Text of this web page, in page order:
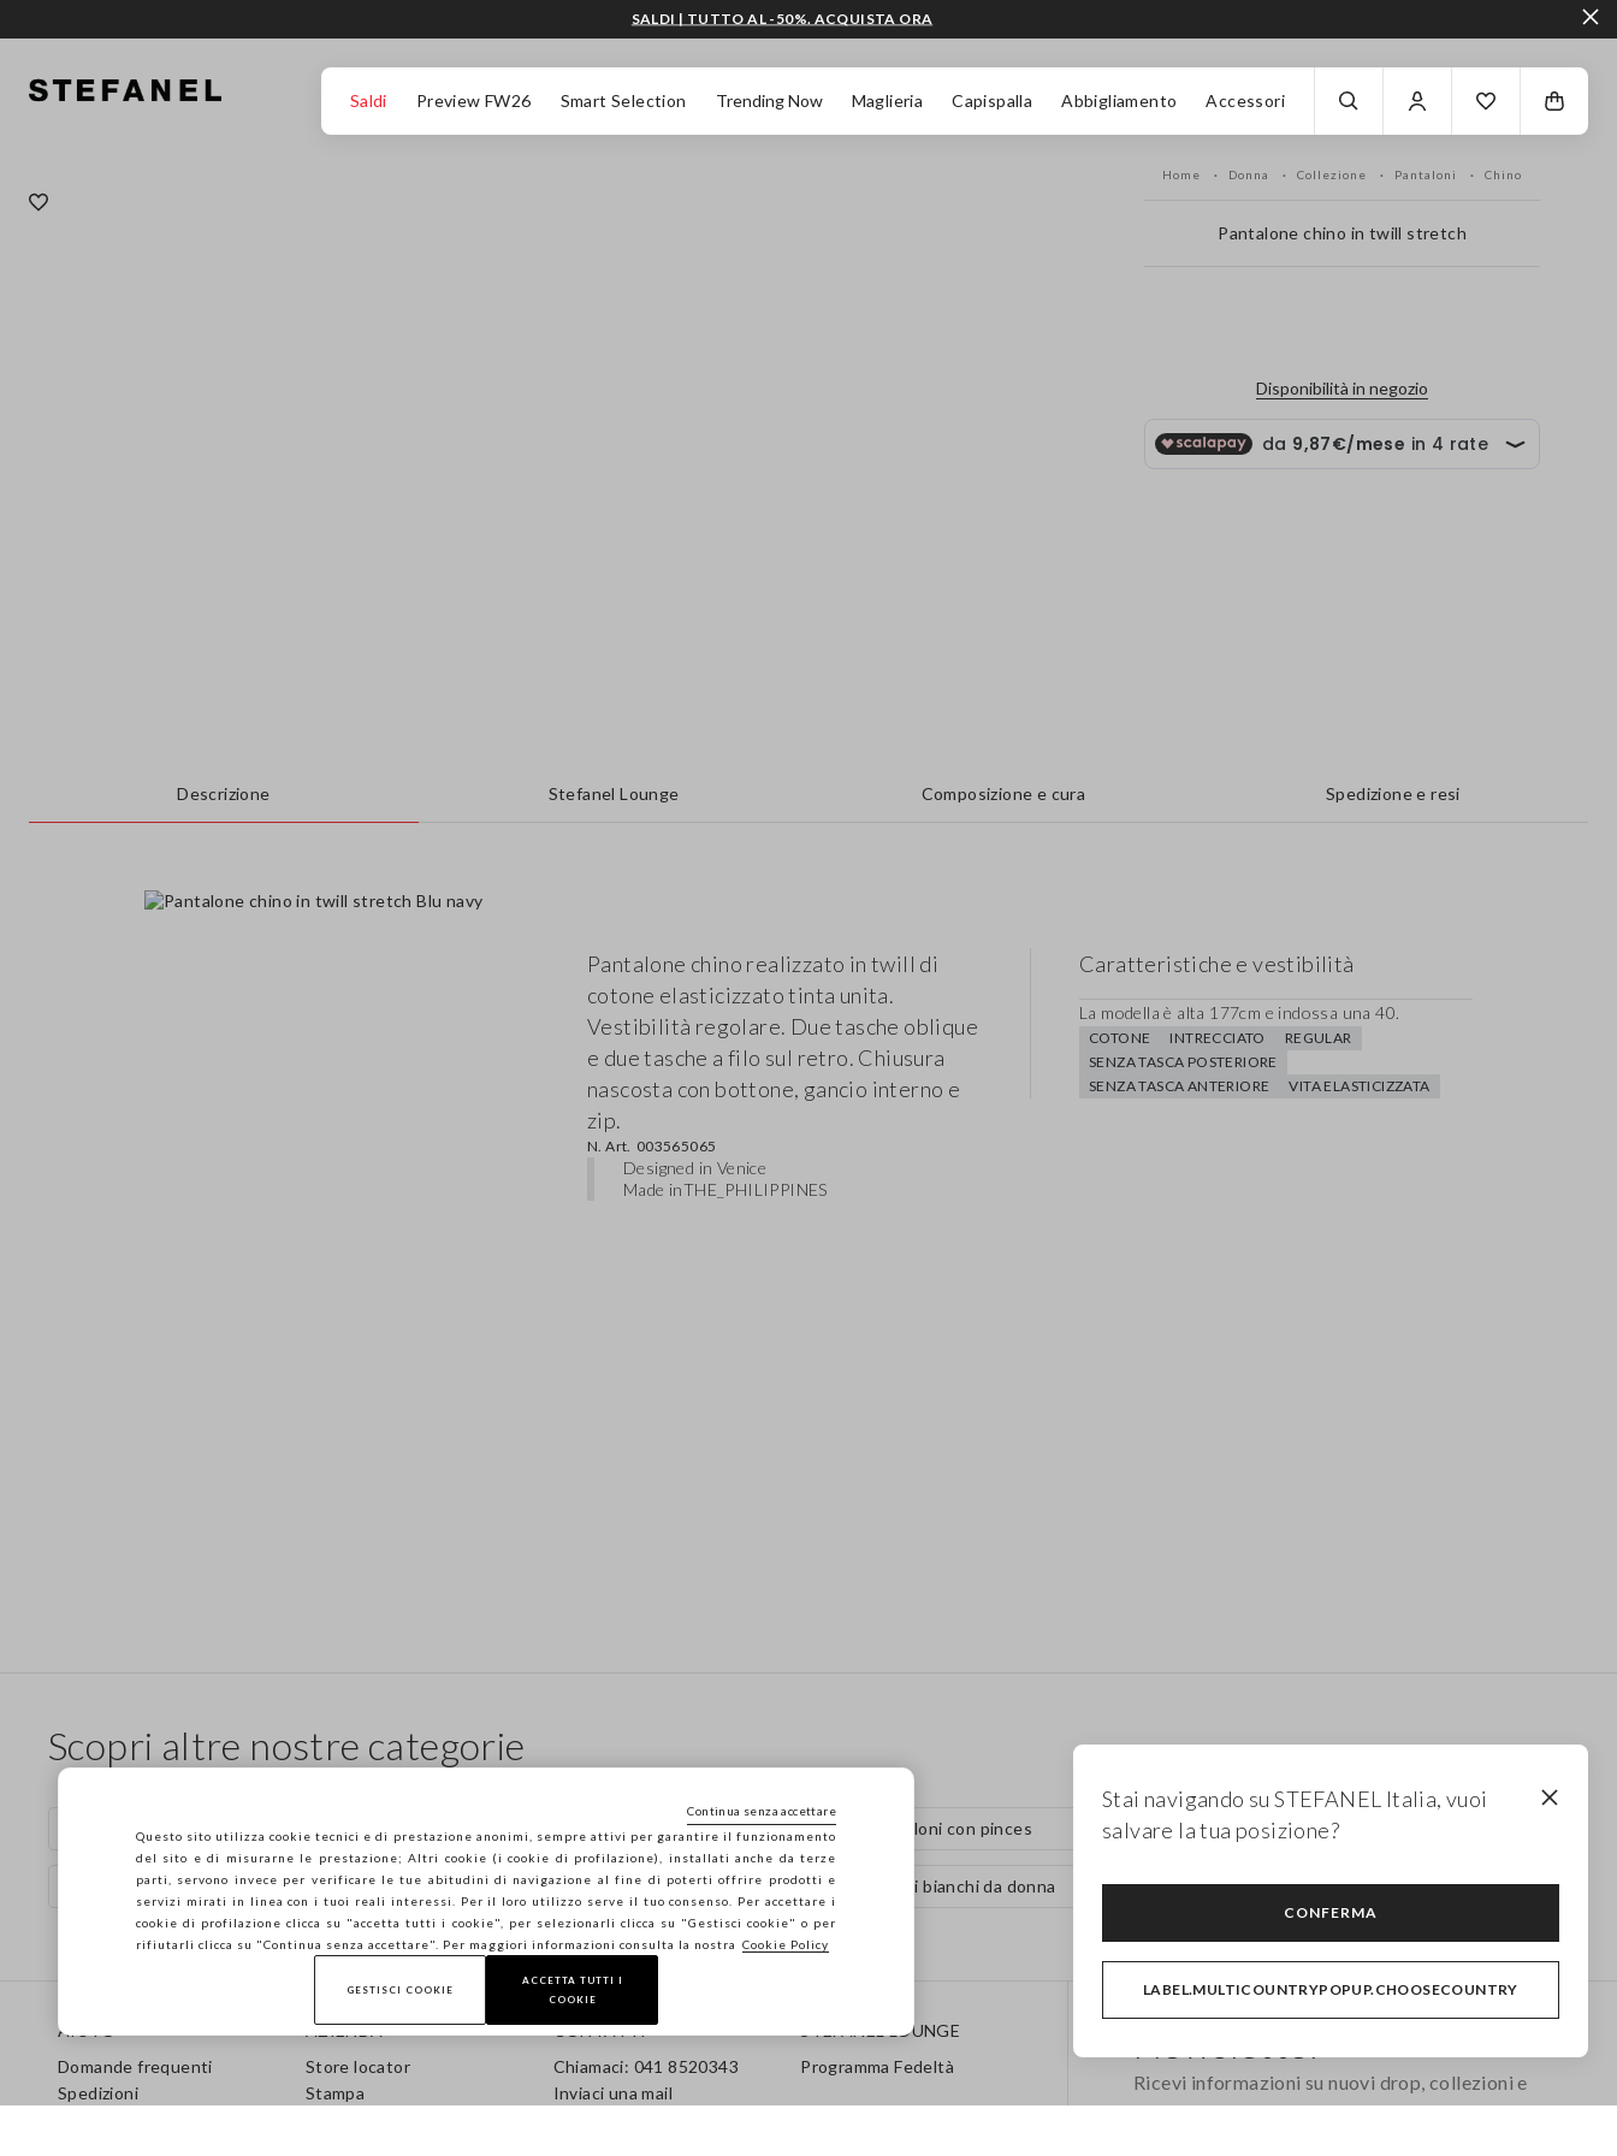
Saldi Preview FW26 Smart Selection Trending Now Maglieria Capispalla Abbigliamento Accessori
SALDI | TUTTO AL -50%. ACQUISTA ORA
Home Donna Collezione Pantaloni Chino
Pantalone chino in twill stretch
Disponibilità in negozio
Descrizione Stefanel Lounge Composizione e cura Spedizione e resi
Pantalone chino realizzato in twill di
cotone elasticizzato tinta unita.
Vestibilità regolare. Due tasche oblique
e due tasche a filo sul retro. Chiusura
nascosta con bottone, gancio interno e
zip.
N. Art. 003565065
Designed in Venice
Made inTHE_PHILIPPINES
Caratteristiche e vestibilità
La modella è alta 177cm e indossa una 40.
COTONE INTRECCIATO
REGULAR
SENZA TASCA POSTERIORE
SENZA TASCA ANTERIORE
VITA ELASTICIZZATA
Scopri altre nostre categorie
Pantaloni blu Pantaloni in cotone Pantaloni in lino blu Pantaloni con pinces Pantaloni larghi eleganti
Pantaloni wide leg Pantaloni dritti da donna Pantaloni freschi da donna Pantaloni bianchi da donna
AIUTO
Domande frequenti
Spedizioni
AZIENDA
Store locator
Stampa
CONTATTI
Chiamaci: 041 8520343
Inviaci una mail
STEFANEL LOUNGE
Programma Fedeltà
Ricevi informazioni su nuovi drop, collezioni e
promozioni. Per te -10% di sconto.
Stai navigando su STEFANEL Italia, vuoi
salvare la tua posizione?
CONFERMA
LABEL.MULTICOUNTRYPOPUP.CHOOSECOUNTRY
Questo sito utilizza cookie tecnici e di prestazione anonimi, sempre attivi per garantire il funzionamento
del sito e di misurarne le prestazione; Altri cookie (i cookie di profilazione), installati anche da terze
parti, servono invece per verificare le tue abitudini di navigazione al fine di poterti offrire prodotti e
servizi mirati in linea con i tuoi reali interessi. Per il loro utilizzo serve il tuo consenso. Per accettare i
cookie di profilazione clicca su "accetta tutti i cookie", per selezionarli clicca su "Gestisci cookie" o per
rifiutarli clicca su "Continua senza accettare". Per maggiori informazioni consulta la nostra Cookie Policy
GESTISCI COOKIE
ACCETTA TUTTI I
COOKIE
Continua senza accettare